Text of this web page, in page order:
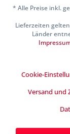
* Alle Preise inkl.
Lieferzeiten
Länder
Cookie-
Versand und